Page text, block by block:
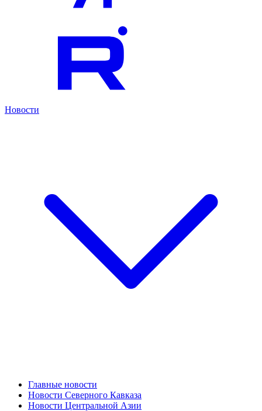
Новости
Главные новости
Новости Северного Кавказа
Новости Центральной Азии